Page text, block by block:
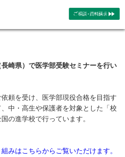
崎県）で医学部受験セミナーを行い
頼を受け、医学部現役合格を目指す
中・高生や保護者を対象とした「校
の進学校で行っています。
みはこちらからご覧いただけます。